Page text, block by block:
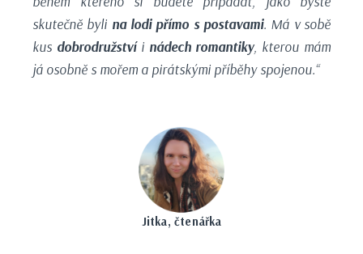
skutečně byli na lodi přímo s postavami. Má v sobě
kus dobrodružstvíi nádech romantiky, kterou mám
já osobně s mořem a pirátskými příběhy spojenou.“
Jitka, čtenářka